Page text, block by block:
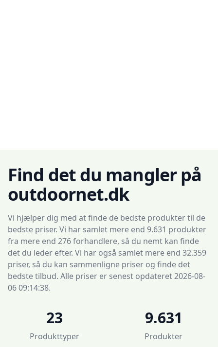
Find det du mangler på
outdoornet.dk
Vi hjælper dig med at finde de bedste produkter til de
bedste priser. Vi har samlet mere end 9.631 produkter
fra mere end 276 forhandlere, så du nemt kan finde
det du leder efter. Vi har også samlet mere end 32.359
priser, så du kan sammenligne priser og finde det
bedste tilbud. Alle priser er senest opdateret 2026-08-
06 09:14:38.
23
Produkttyper
9.631
Produkter